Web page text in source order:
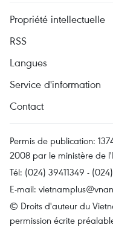
Propriété intellectuelle
RSS
Langues
Service d'information
Contact
Permis de publication:
2008 par le ministère de
Tél: (024) 39411349 -
E-mail:
© Droits d'auteur du
permission écrite